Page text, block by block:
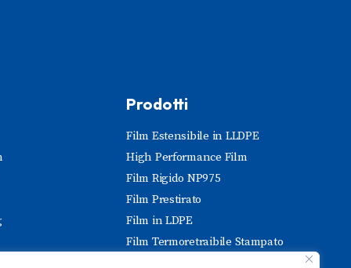
Prodotti
Film Estensibile in LLDPE
High Performance Film
Film Rigido NP975
Film Prestirato
Film in LDPE
Film Termoretraibile Stampato